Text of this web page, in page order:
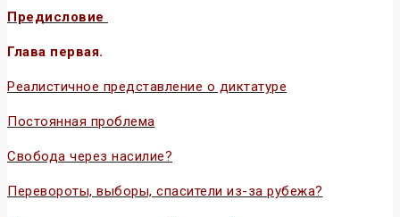
Предисловие
Глава первая.
Реалистичное представление о диктатуре
Постоянная проблема
Свобода через насилие?
Перевороты, выборы, спасители из-за рубежа?